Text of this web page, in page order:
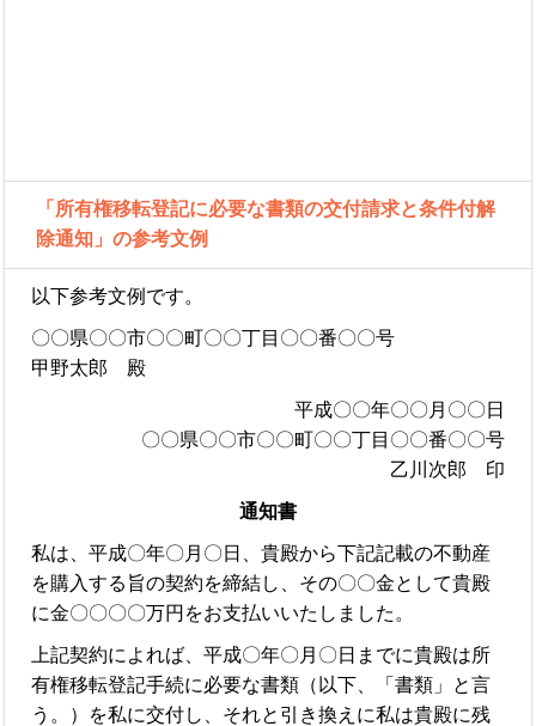
「所有権移転登記に必要な書類の交付請求と条件付解
除通知」の参考文例
以下参考文例です。
〇〇県〇〇市〇〇町〇〇丁目〇〇番〇〇号
甲野太郎 殿
平成〇〇年〇〇月〇〇日
〇〇県〇〇市〇〇町〇〇丁目〇〇番〇〇号
乙川次郎 印
通知書
私は、平成〇年〇月〇日、貴殿から下記記載の不動産
を購入する旨の契約を締結し、その〇〇金として貴殿
に金〇〇〇〇万円をお支払いいたしました。
上記契約によれば、平成〇年〇月〇日までに貴殿は所
有権移転登記手続に必要な書類（以下、「書類」と言
う。）を私に交付し、それと引き換えに私は貴殿に残